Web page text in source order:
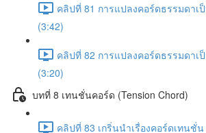
คลิปที่ 81 การแปลงคอร์ดธรรมดาเ
(3:42)
คลิปที่ 82 การแปลงคอร์ดธรรมดา
(3:20)
บทที่ 8 เทนชั่นคอร์ด (Tension Chord)
คลิปที่ 83 เกริ่นนำเรื่องคอร์ดเทนชั่น